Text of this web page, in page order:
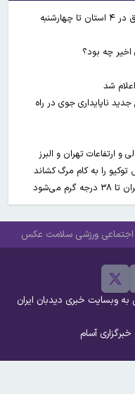
چه بود؟
شد
آینده؛ موج جدید ناپایداری جوی در راه
و ارتفاعات تهران و البرز
را به کام مرگ کشاند
ورزشی سلامت عکس
وبسایت خبری دیدبان ایران
آسام